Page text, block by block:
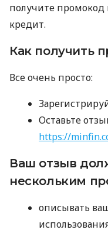
получите промокод
кредит.
Как получить
Все очень просто:
Оставьте
https://
Ваш отзыв
нескольким
описывать